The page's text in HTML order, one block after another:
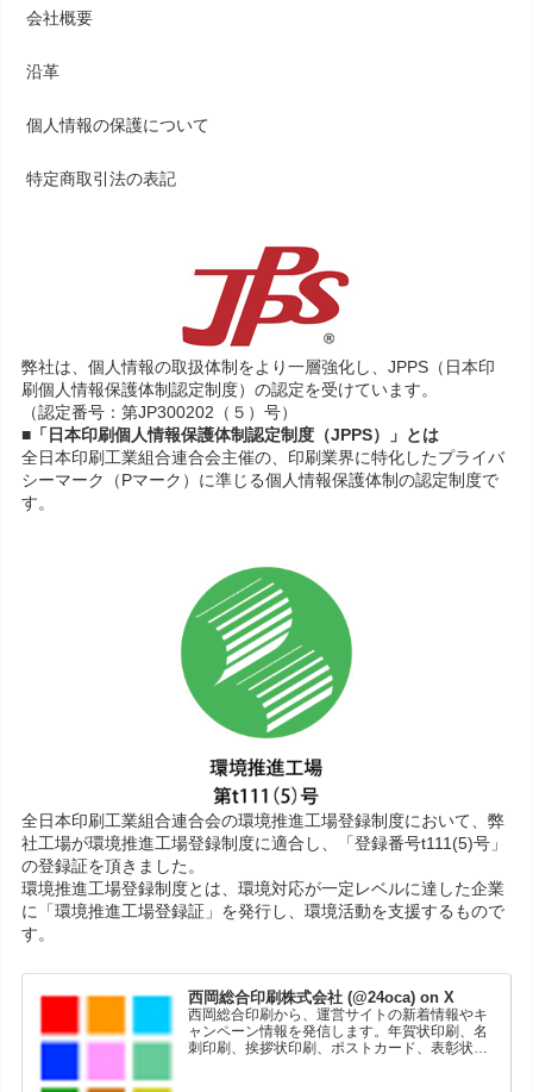
会社概要
沿革
個人情報の保護について
特定商取引法の表記
弊社は、個人情報の取扱体制をより一層強化し、JPPS（日本印
刷個人情報保護体制認定制度）の認定を受けています。
（認定番号：第JP300202（５）号）
■「日本印刷個人情報保護体制認定制度（JPPS）」とは
全日本印刷工業組合連合会主催の、印刷業界に特化したプライバ
シーマーク（Pマーク）に準じる個人情報保護体制の認定制度で
す。
全日本印刷工業組合連合会の環境推進工場登録制度において、弊
社工場が環境推進工場登録制度に適合し、「登録番号t111(5)号」
の登録証を頂きました。
環境推進工場登録制度とは、環境対応が一定レベルに達した企業
に「環境推進工場登録証」を発行し、環境活動を支援するもので
す。
西岡総合印刷株式会社 (@24oca) on X
西岡総合印刷から、運営サイトの新着情報やキ
ャンペーン情報を発信します。年賀状印刷、名
刺印刷、挨拶状印刷、ポストカード、表彰状印